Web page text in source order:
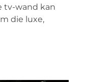
tv-wand kan
die luxe,